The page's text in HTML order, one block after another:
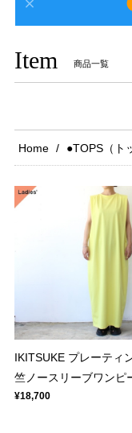
Item 商品一覧
Home ●TOPS（ト
IKITSUKE プレーティ
竺ノースリーブワンピ
¥18,700